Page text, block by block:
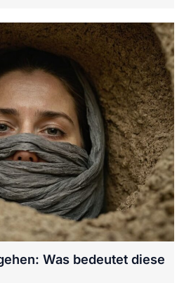
Was bedeutet diese